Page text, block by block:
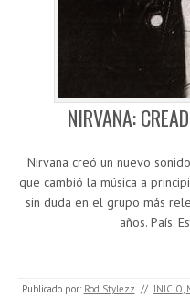
NIRVANA:
Nirvana creó un nuevo
que cambió la música a
sin duda en el grupo más
años. País:
Publicado por: Rod Stylezz // INICIO,